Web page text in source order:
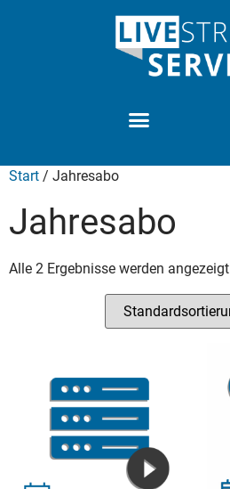
Start / Jahresabo
Jahresabo
Alle 2 Ergebnisse werden angezeigt